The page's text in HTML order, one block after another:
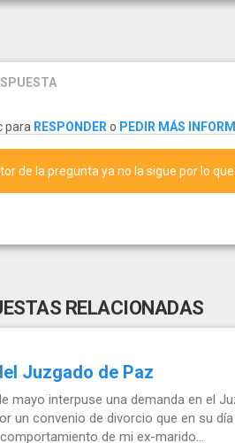
para RESPONDER o PEDIR MÁS
de la pregunta ya no la sigue por lo
RELACIONADAS
Juzgado de Paz
mayo interpuse una demanda en el
un convenio de divorcio que en su
de mi ex-marido...